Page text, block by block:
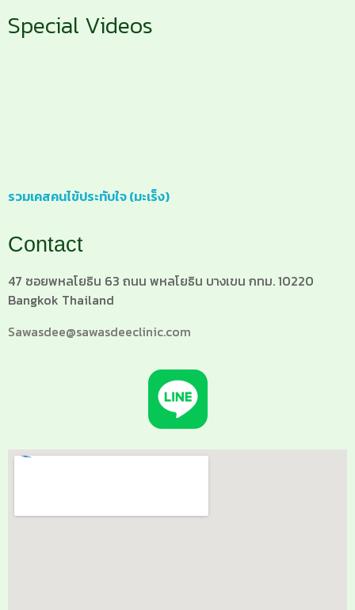
Special Videos
รวมเคสคนไข้ประทับใจ (มะเร็ง)
Contact
47 ซอยพหลโยธิน 63 ถนน พหลโยธิน บางเขน กทม. 10220
Bangkok Thailand
Sawasdee@sawasdeeclinic.com